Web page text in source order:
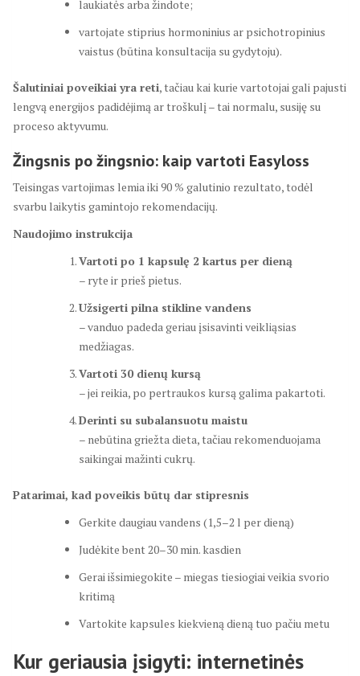
laukiatės arba žindote;
vartojate stiprius hormoninius ar psichotropinius
vaistus (būtina konsultacija su gydytoju).
Šalutiniai poveikiai yra reti, tačiau kai kurie vartotojai gali pajusti
lengvą energijos padidėjimą ar troškulį – tai normalu, susiję su
proceso aktyvumu.
Žingsnis po žingsnio: kaip vartoti Easyloss
Teisingas vartojimas lemia iki 90 % galutinio rezultato, todėl
svarbu laikytis gamintojo rekomendacijų.
Naudojimo instrukcija
Vartoti po 1 kapsulę 2 kartus per dieną
– ryte ir prieš pietus.
Užsigerti pilna stikline vandens
– vanduo padeda geriau įsisavinti veikliąsias
medžiagas.
Vartoti 30 dienų kursą
– jei reikia, po pertraukos kursą galima pakartoti.
Derinti su subalansuotu maistu
– nebūtina griežta dieta, tačiau rekomenduojama
saikingai mažinti cukrų.
Patarimai, kad poveikis būtų dar stipresnis
Gerkite daugiau vandens (1,5–2 l per dieną)
Judėkite bent 20–30 min. kasdien
Gerai išsimiegokite – miegas tiesiogiai veikia svorio
kritimą
Vartokite kapsules kiekvieną dieną tuo pačiu metu
Kur geriausia įsigyti: internetinės